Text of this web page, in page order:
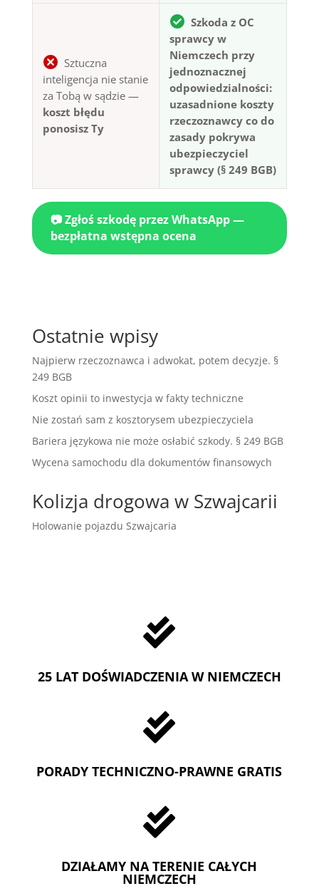
Sztuczna
inteligencja nie stanie
za Tobą w sądzie —
koszt błędu
ponosisz Ty
Szkoda z OC
sprawcy w
Niemczech przy
jednoznacznej
odpowiedzialności:
uzasadnione koszty
rzeczoznawcy co do
zasady pokrywa
ubezpieczyciel
sprawcy (§ 249 BGB)
📷 Zgłoś szkodę przez WhatsApp —
bezpłatna wstępna ocena
Ostatnie wpisy
Najpierw rzeczoznawca i adwokat, potem decyzje. §
249 BGB
Koszt opinii to inwestycja w fakty techniczne
Nie zostań sam z kosztorysem ubezpieczyciela
Bariera językowa nie może osłabić szkody. § 249 BGB
Wycena samochodu dla dokumentów finansowych
Kolizja drogowa w Szwajcarii
Holowanie pojazdu Szwajcaria

25 LAT DOŚWIADCZENIA W NIEMCZECH

PORADY TECHNICZNO-PRAWNE GRATIS

DZIAŁAMY NA TERENIE CAŁYCH
NIEMCZECH